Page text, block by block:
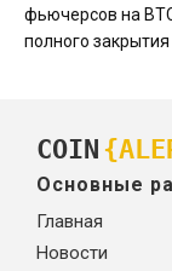
фьючерсов на
полного
COIN
Основные
Главная
Новости